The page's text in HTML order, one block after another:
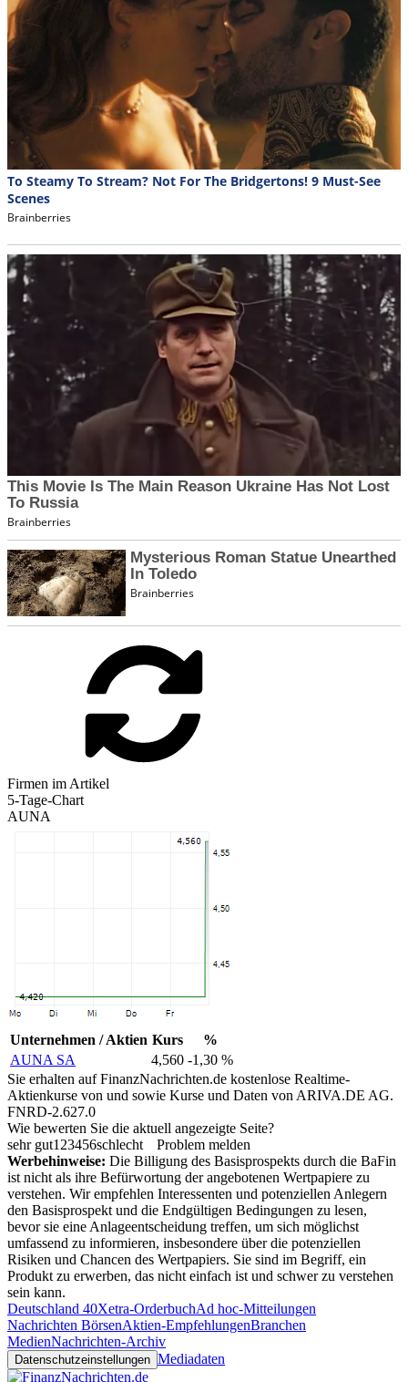
Firmen im Artikel
5-Tage-Chart
AUNA
Unternehmen / Aktien Kurs
%
AUNA SA
4,560 -1,30 %
Sie erhalten auf FinanzNachrichten.de kostenlose Realtime-
Aktienkurse von und sowie Kurse und Daten von ARIVA.DE AG.
FNRD-2.627.0
Wie bewerten Sie die aktuell angezeigte Seite?
sehr gut1 23456schlecht
Problem melden
Werbehinweise: Die Billigung des Basisprospekts durch die BaFin
ist nicht als ihre Befürwortung der angebotenen Wertpapiere zu
verstehen. Wir empfehlen Interessenten und potenziellen Anlegern
den Basisprospekt und die Endgültigen Bedingungen zu lesen,
bevor sie eine Anlageentscheidung treffen, um sich möglichst
umfassend zu informieren, insbesondere über die potenziellen
Risiken und Chancen des Wertpapiers. Sie sind im Begriff, ein
Produkt zu erwerben, das nicht einfach ist und schwer zu verstehen
sein kann.
Deutschland 40Xetra-OrderbuchAd hoc-Mitteilungen
Nachrichten BörsenAktien-EmpfehlungenBranchen
MedienNachrichten-Archiv
Datenschutzeinstellungen Mediadaten